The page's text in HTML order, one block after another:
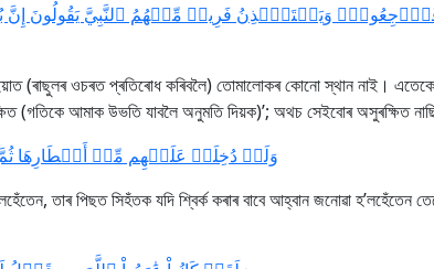
وَيَسۡتَـٔۡذِنُ فَرِيقٞ مِّنۡهُمُ ٱلنَّبِيَّ يَقُولُونَ إِنَّ
(ৰাছুলৰ ওচৰত প্ৰতিৰোধ কৰিবলৈ) তোমালোকৰ কোনো স্থান নাই।
(গতিকে আমাক উভতি যাবলৈ অনুমতি দিয়ক)’; অথচ সেইবোৰ অসুৰক্ষিত
وَلَوۡ دُخِلَتۡ عَلَيۡهِم مِّنۡ أَقۡطَارِهَا ثُمَّ
তাৰ পিছত সিহঁতক যদি শ্বিৰ্ক কৰাৰ বাবে আহ্বান জনোৱা হ’লহেঁতেন